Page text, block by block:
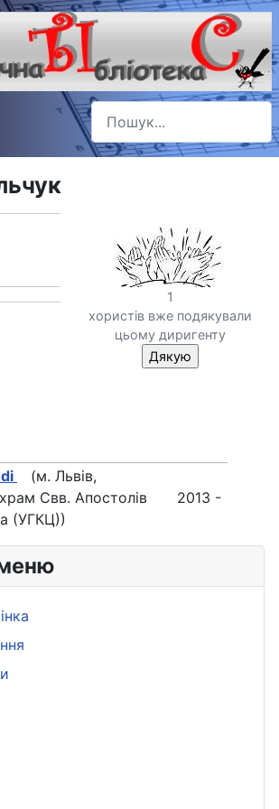
Пошук
Type 2 or more characters
1
хористів вже подякували
цьому диригенту
(м. Львів,
Свв. Апостолів
(УГКЦ))
2013 -